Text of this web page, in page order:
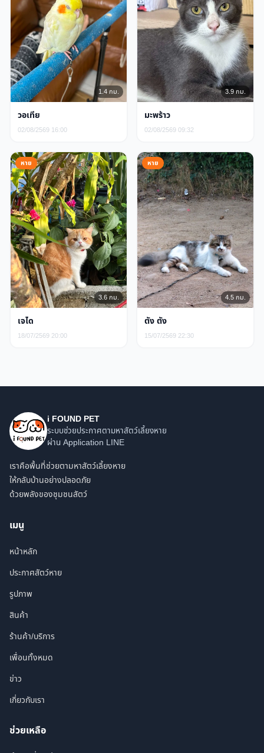
1.4 กม.
วอเทีย
02/08/2569 16:00
3.9 กม.
มะพร้าว
02/08/2569 09:32
หาย
3.6 กม.
เจได
18/07/2569 20:00
หาย
4.5 กม.
ตัง ตัง
15/07/2569 22:30
i FOUND PET
ระบบช่วยประกาศตามหาสัตว์เลี้ยงหาย
ผ่าน Application LINE
เราคือพื้นที่ช่วยตามหาสัตว์เลี้ยงหาย
ให้กลับบ้านอย่างปลอดภัย
ด้วยพลังของชุมชนสัตว์
เมนู
หน้าหลัก
ประกาศสัตว์หาย
รูปภาพ
สินค้า
ร้านค้า/บริการ
เพื่อนทั้งหมด
ข่าว
เกี่ยวกับเรา
ช่วยเหลือ